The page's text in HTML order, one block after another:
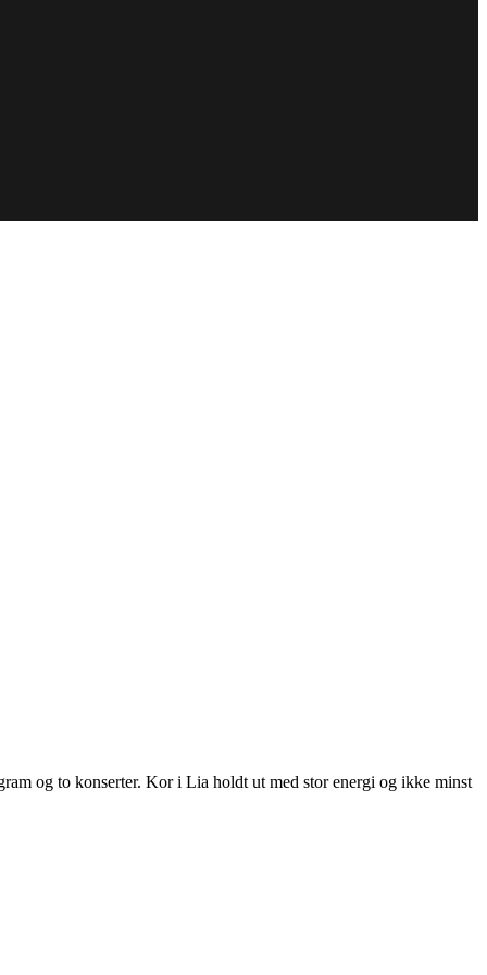
og to konserter. Kor i Lia holdt ut med stor energi og ikke minst